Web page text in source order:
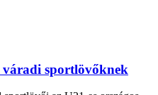
sportlövőknek